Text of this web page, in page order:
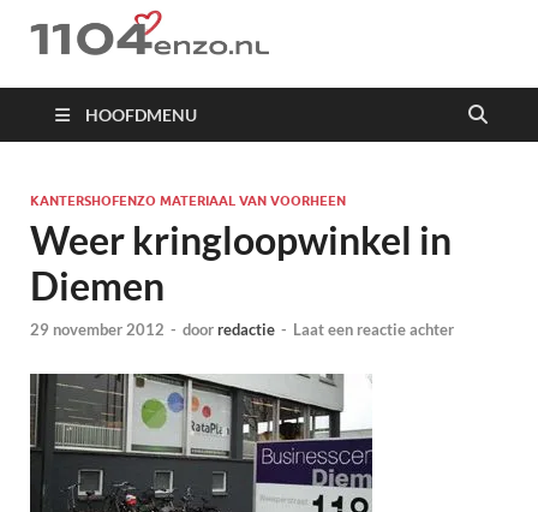
1104 en zo
HOOFDMENU
KANTERSHOFENZO MATERIAAL VAN VOORHEEN
Weer kringloopwinkel in
Diemen
29 november 2012 - doorredactie - Laat een reactie achter